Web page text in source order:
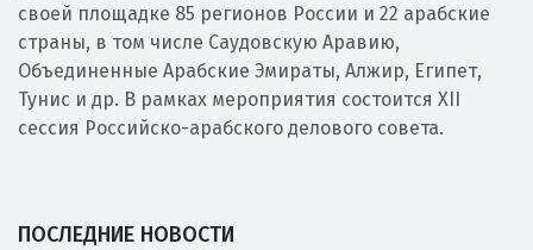
своей площадке 85 регионов России и 22 арабские
страны, в том числе Саудовскую Аравию,
Объединенные Арабские Эмираты, Алжир, Египет,
Тунис и др. В рамках мероприятия состоится XII
сессия Российско-арабского делового совета.
ПОСЛЕДНИЕ НОВОСТИ